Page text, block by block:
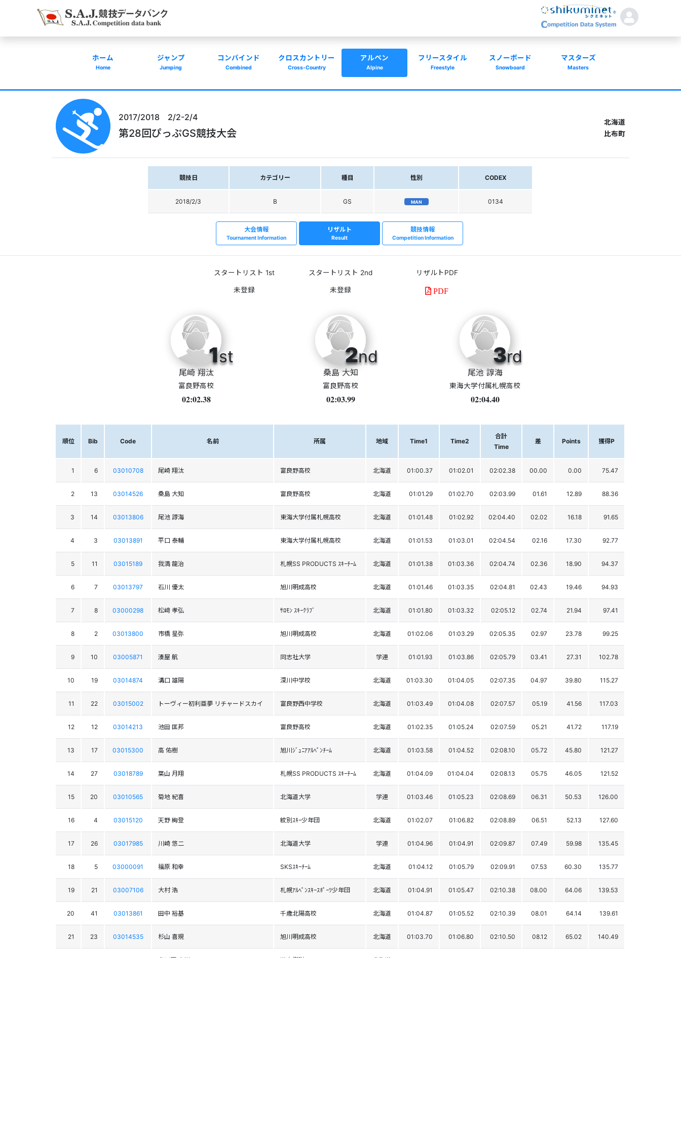
ホーム
Home
ジャンプ
Jumping
コンバインド
Combined
クロスカントリー
Cross-Country
アルペン
Alpine
フリースタイル
Freestyle
スノーボード
Snowboard
マスターズ
Masters
2017/2018 2/2-2/4
第28回ぴっぷGS競技大会
北海道
比布町
競技日 カテゴリー 種目 性別 CODEX
2018/2/3 B GS MAN 0134
大会情報
Tournament Information
リザルト
Result
競技情報
Competition Information
スタートリスト 1st スタートリスト 2nd リザルトPDF
PDF
1st
尾崎 翔汰
富良野高校
02:02.38
2nd
桑島 大知
富良野高校
02:03.99
3rd
尾池 諄海
東海大学付属札幌高校
02:04.40
順位 Bib Code 名前 所属 地域 Time1 Time2
合計
Time
差 Points 獲得P
1 6 03010708 尾崎 翔汰 富良野高校 北海道 01:00.37 01:02.01 02:02.38 00.00 0.00 75.47
2 13 03014526 桑島 大知 富良野高校 北海道 01:01.29 01:02.70 02:03.99 01.61 12.89 88.36
3 14 03013806 尾池 諄海 東海大学付属札幌高校 北海道 01:01.48 01:02.92 02:04.40 02.02 16.18 91.65
4 3 03013891 平口 泰輔 東海大学付属札幌高校 北海道 01:01.53 01:03.01 02:04.54 02.16 17.30 92.77
5 11 03015189 我満 龍治 札幌SS PRODUCTS ｽｷｰﾁｰﾑ 北海道 01:01.38 01:03.36 02:04.74 02.36 18.90 94.37
6 7 03013797 石川 優太 旭川明成高校 北海道 01:01.46 01:03.35 02:04.81 02.43 19.46 94.93
7 8 03000298 松﨑 孝弘 ｻﾛﾓﾝ ｽｷｰｸﾗﾌﾞ 北海道 01:01.80 01:03.32 02:05.12 02.74 21.94 97.41
8 2 03013800 市橋 星弥 旭川明成高校 北海道 01:02.06 01:03.29 02:05.35 02.97 23.78 99.25
9 10 03005871 湊屋 航 同志社大学 学連 01:01.93 01:03.86 02:05.79 03.41 27.31 102.78
10 19 03014874 溝口 雄陽 深川中学校 北海道 01:03.30 01:04.05 02:07.35 04.97 39.80 115.27
11 22 03015002 トーヴィー初利亜夢 リチャードスカイ 富良野西中学校 北海道 01:03.49 01:04.08 02:07.57 05.19 41.56 117.03
12 12 03014213 池田 匡邦 富良野高校 北海道 01:02.35 01:05.24 02:07.59 05.21 41.72 117.19
13 17 03015300 高 佑樹 旭川ｼﾞｭﾆｱｱﾙﾍﾟﾝﾁｰﾑ 北海道 01:03.58 01:04.52 02:08.10 05.72 45.80 121.27
14 27 03018789 葉山 月翔 札幌SS PRODUCTS ｽｷｰﾁｰﾑ 北海道 01:04.09 01:04.04 02:08.13 05.75 46.05 121.52
15 20 03010565 菊地 紀喜 北海道大学 学連 01:03.46 01:05.23 02:08.69 06.31 50.53 126.00
16 4 03015120 天野 絢登 紋別ｽｷｰ少年団 北海道 01:02.07 01:06.82 02:08.89 06.51 52.13 127.60
17 26 03017985 川崎 悠二 北海道大学 学連 01:04.96 01:04.91 02:09.87 07.49 59.98 135.45
18 5 03000091 福原 和幸 SKSｽｷｰﾁｰﾑ 北海道 01:04.12 01:05.79 02:09.91 07.53 60.30 135.77
19 21 03007106 大村 浩 札幌ｱﾙﾍﾟﾝｽｷｰｽﾎﾟｰﾂ少年団 北海道 01:04.91 01:05.47 02:10.38 08.00 64.06 139.53
20 41 03013861 田中 裕基 千歳北陽高校 北海道 01:04.87 01:05.52 02:10.39 08.01 64.14 139.61
21 23 03014535 杉山 喜規 旭川明成高校 北海道 01:03.70 01:06.80 02:10.50 08.12 65.02 140.49
北川原 直樹 道自衛隊 北海道